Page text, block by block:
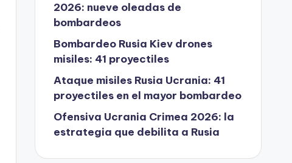
2026: nueve oleadas de
bombardeos
Bombardeo Rusia Kiev drones
misiles: 41 proyectiles
Ataque misiles Rusia Ucrania: 41
proyectiles en el mayor bombardeo
Ofensiva Ucrania Crimea 2026: la
estrategia que debilita a Rusia